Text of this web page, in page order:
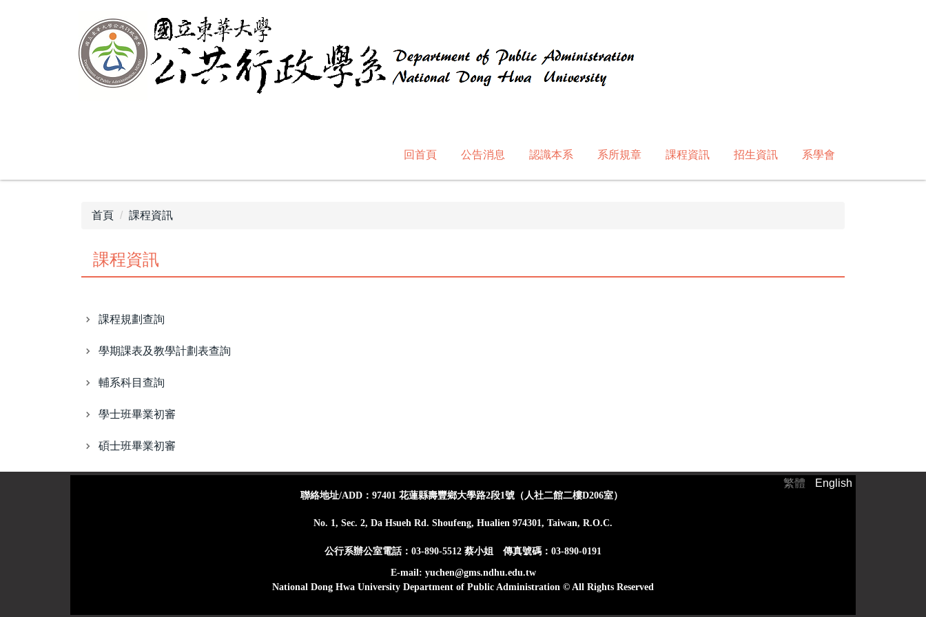
回首頁 公告消息 認識本系 系所規章 課程資訊 招生資訊 系學會
首頁 課程資訊
課程資訊
課程規劃查詢
學期課表及教學計劃表查詢
輔系科目查詢
學士班畢業初審
碩士班畢業初審
繁體 English
聯絡地址/ADD：97401 花蓮縣壽豐鄉大學路2段1號（人社二館二樓D206室）
No. 1, Sec. 2, Da Hsueh Rd. Shoufeng, Hualien 974301, Taiwan, R.O.C.
公行系辦公室電話：03-890-5512 蔡小姐 傳真號碼：03-890-0191
E-mail: yuchen@gms.ndhu.edu.tw
National Dong Hwa University Department of Public Administration © All Rights Reserved